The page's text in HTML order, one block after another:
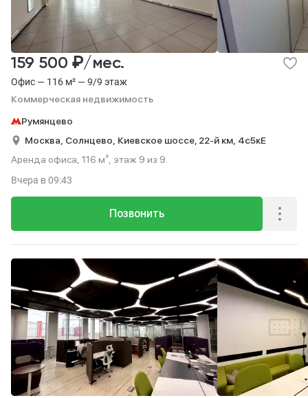
Офис — 116 м² — 9/9 этаж
Коммерческая недвижимость
159 500 ₽/мес.
Румянцево
Москва, Солнцево, Киевское шоссе, 22-й км, 4с5кЕ
Аренда офиса, 116 м², этаж 9 из 9.
Позвонить
Вчера в 09:43